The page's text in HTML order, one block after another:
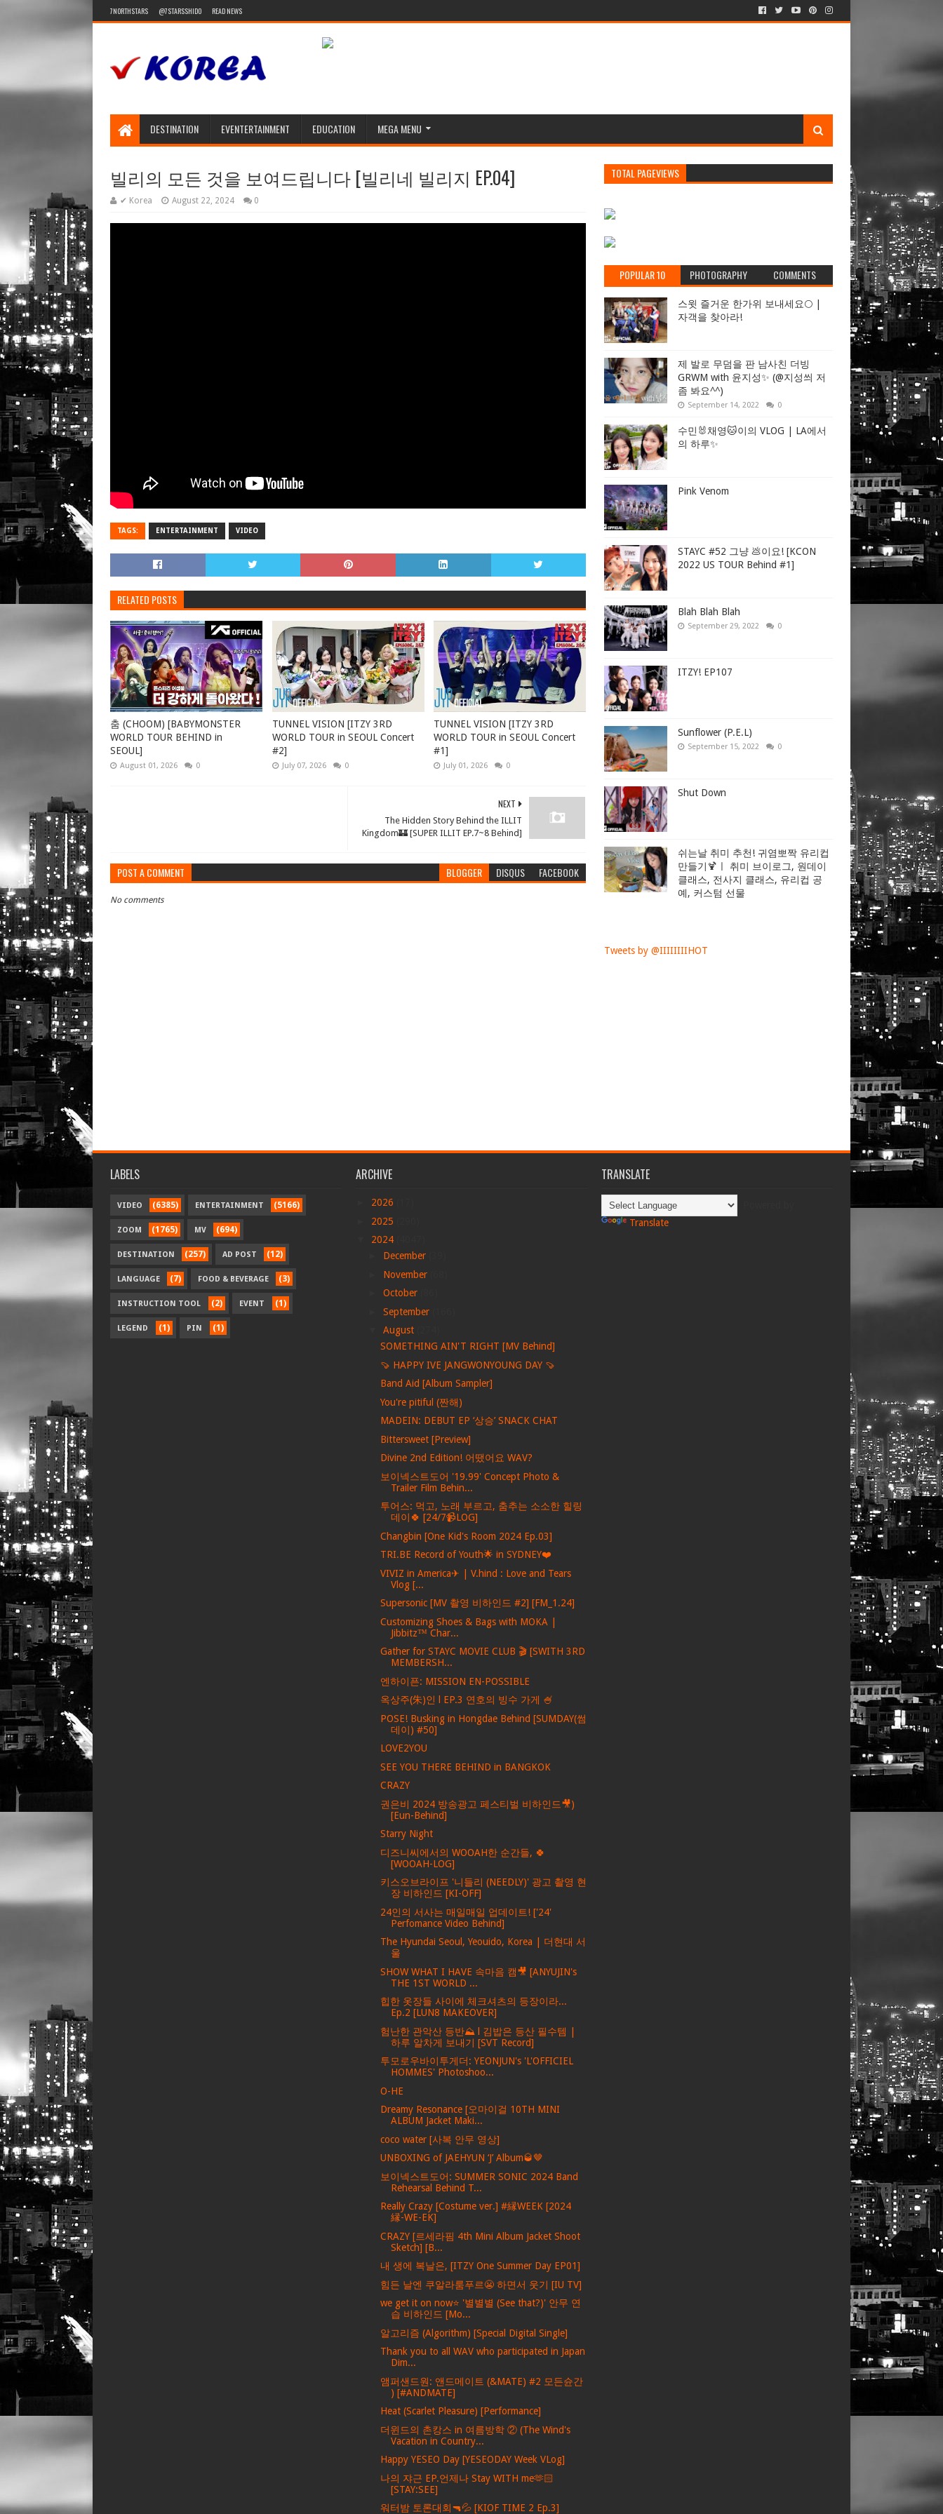
7NORTHSTARS @7STARSSHIDO READ NEWS
DESTINATION EVENTERTAINMENT EDUCATION MEGA MENU
빌리의 모든 것을 보여드립니다 [빌리네 빌리지 EP.04]
✔ Korea August 22, 2024 0
TAGS: ENTERTAINMENT VIDEO
RELATED POSTS
춤 (CHOOM) [BABYMONSTER
WORLD TOUR BEHIND in
SEOUL]
August 01, 2026 0
TUNNEL VISION [ITZY 3RD
WORLD TOUR in SEOUL Concert
#2]
July 07, 2026 0
TUNNEL VISION [ITZY 3RD
WORLD TOUR in SEOUL Concert
#1]
July 01, 2026 0
NEXT
The Hidden Story Behind the ILLIT
Kingdom🏰 [SUPER ILLIT EP.7~8 Behind]
POST A COMMENT BLOGGER DISQUS FACEBOOK
No comments
TOTAL PAGEVIEWS
POPULAR 10 PHOTOGRAPHY COMMENTS
스윗 즐거운 한가위 보내세요🌕 |
자객을 찾아라!
제 발로 무덤을 판 남사친 더빙
GRWM with 윤지성✨ (@지성씌 저
좀 봐요^^)
September 14, 2022 0
수민🐰채영🐱이의 VLOG | LA에서
의 하루✨
Pink Venom
STAYC #52 그냥 💩이요! [KCON
2022 US TOUR Behind #1]
Blah Blah Blah
September 29, 2022 0
ITZY! EP107
Sunflower (P.E.L)
September 15, 2022 0
Shut Down
쉬는날 취미 추천! 귀염뽀짝 유리컵
만들기🍹ㅣ 취미 브이로그, 원데이
클래스, 전사지 클래스, 유리컵 공
예, 커스텀 선물
Tweets by @IIIIIIIIHOT
LABELS
VIDEO (6385) ENTERTAINMENT (5166)
ZOOM (1765) MV (694)
DESTINATION (257) AD POST (12)
LANGUAGE (7) FOOD & BEVERAGE (3)
INSTRUCTION TOOL (2) EVENT (1)
LEGEND (1) PIN (1)
ARCHIVE
2026
2025
2024
December
November
October
September
August
SOMETHING AIN'T RIGHT [MV Behind]
🍠 HAPPY IVE JANGWONYOUNG DAY 🍠
Band Aid [Album Sampler]
You're pitiful (짠해)
MADEIN: DEBUT EP ‘상승’ SNACK CHAT
Bittersweet [Preview]
Divine 2nd Edition! 어땠어요 WAV?
보이넥스트도어 '19.99' Concept Photo &
Trailer Film Behin...
투어스: 먹고, 노래 부르고, 춤추는 소소한 힐링
데이🍀 [24/7📹LOG]
Changbin [One Kid's Room 2024 Ep.03]
TRI.BE Record of Youth🌟 in SYDNEY❤️
VIVIZ in America✈ | V.hind : Love and Tears
Vlog [...
Supersonic [MV 촬영 비하인드 #2] [FM_1.24]
Customizing Shoes & Bags with MOKA |
Jibbitz™ Char...
Gather for STAYC MOVIE CLUB 🎬 [SWITH 3RD
MEMBERSH...
엔하이픈: MISSION EN-POSSIBLE
옥상주(朱)인 l EP.3 연호의 빙수 가게 🍧
POSE! Busking in Hongdae Behind [SUMDAY(썸
데이) #50]
LOVE2YOU
SEE YOU THERE BEHIND in BANGKOK
CRAZY
권은비 2024 방송광고 페스티벌 비하인드🎥)
[Eun-Behind]
Starry Night
디즈니씨에서의 WOOAH한 순간들, 🍀
[WOOAH-LOG]
키스오브라이프 '니들리 (NEEDLY)' 광고 촬영 현
장 비하인드 [KI-OFF]
24인의 서사는 매일매일 업데이트! ['24'
Perfomance Video Behind]
The Hyundai Seoul, Yeouido, Korea | 더현대 서
울
SHOW WHAT I HAVE 속마음 캠🎥 [ANYUJIN's
THE 1ST WORLD ...
힙한 옷장들 사이에 체크셔츠의 등장이라...
Ep.2 [LUN8 MAKEOVER]
험난한 관악산 등반⛰ l 김밥은 등산 필수템 |
하루 알차게 보내기 [SVT Record]
투모로우바이투게더: YEONJUN's 'L'OFFICIEL
HOMMES' Photoshoo...
O-HE
Dreamy Resonance [오마이걸 10TH MINI
ALBUM Jacket Maki...
coco water [사복 안무 영상]
UNBOXING of JAEHYUN ‘J’ Album🥃🤎
보이넥스트도어: SUMMER SONIC 2024 Band
Rehearsal Behind T...
Really Crazy [Costume ver.] #縁WEEK [2024
縁-WE-EK]
CRAZY [르세라핌 4th Mini Album Jacket Shoot
Sketch] [B...
내 생에 복날은, [ITZY One Summer Day EP01]
힘든 날엔 쿠알라룸푸르😬 하면서 웃기 [IU TV]
we get it on now⭐ '별별별 (See that?)' 안무 연
습 비하인드 [Mo...
알고리즘 (Algorithm) [Special Digital Single]
Thank you to all WAV who participated in Japan
Dim...
앰퍼샌드원: 앤드메이트 (&MATE) #2 모든슌간
) [#ANDMATE]
Heat (Scarlet Pleasure) [Performance]
더윈드의 촌캉스 in 여름방학 ② (The Wind's
Vacation in Country...
Happy YESEO Day [YESEODAY Week VLog]
나의 쟈근 EP.언제나 Stay WITH me🫶🏻
[STAY:SEE]
워터밤 토론대회🔫💦 [KIOF TIME 2 Ep.3]
TRANSLATE
Translate